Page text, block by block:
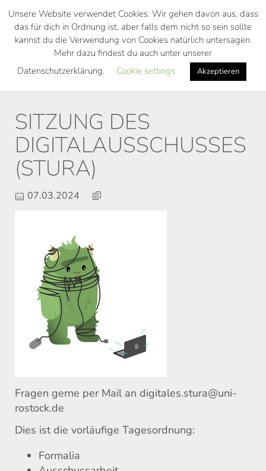
Skip
main
SITZUNG DES
DIGITALAUSSCHUSSES
(STURA)
07.03.2024
Fragen gerne per Mail an digitales.stura@uni-
rostock.de
Dies ist die vorläufige Tagesordnung:
Formalia
Unsere Website verwendet Cookies. Wir gehen davon aus, dass
das für dich in Ordnung ist, aber falls dem nicht so sein sollte
kannst du die Verwendung von Cookies natürlich untersagen.
Mehr dazu findest du auch unter unserer
Datenschutzerklärung.
Cookie settings Akzeptieren